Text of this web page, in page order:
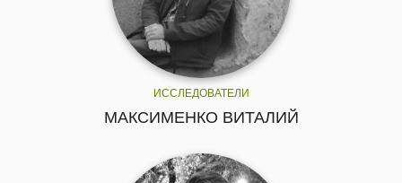
ИССЛЕДОВАТЕЛИ
МАКСИМЕНКО ВИТАЛИЙ